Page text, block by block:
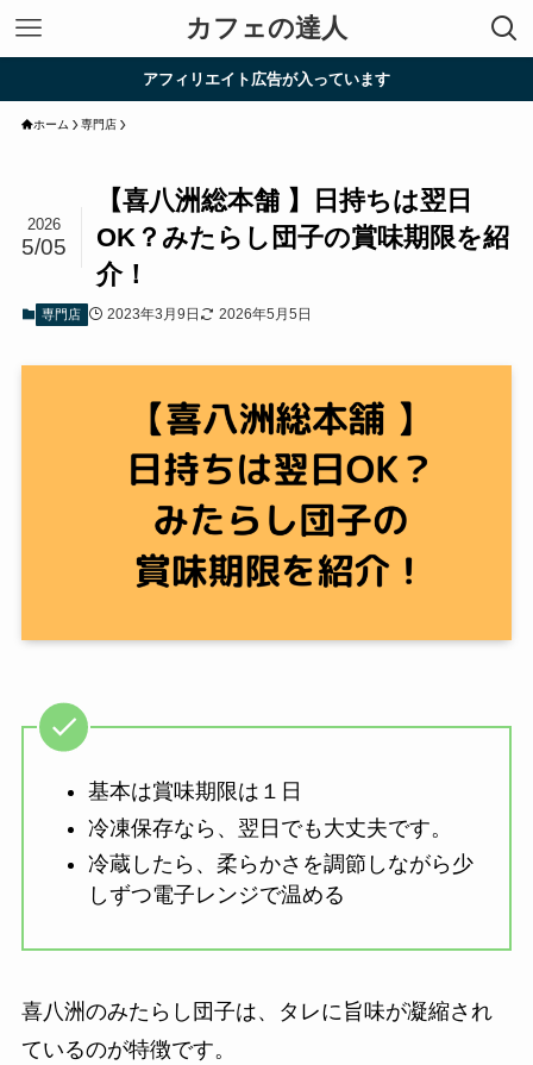
カフェの達人
アフィリエイト広告が入っています
ホーム 専門店
【喜八洲総本舗 】日持ちは翌日
OK？みたらし団子の賞味期限を紹
介！
2026
5/05
専門店 2023年3月9日 2026年5月5日
基本は賞味期限は１日
冷凍保存なら、翌日でも大丈夫です。
冷蔵したら、柔らかさを調節しながら少
しずつ電子レンジで温める
喜八洲のみたらし団子は、タレに旨味が凝縮され
ているのが特徴です。